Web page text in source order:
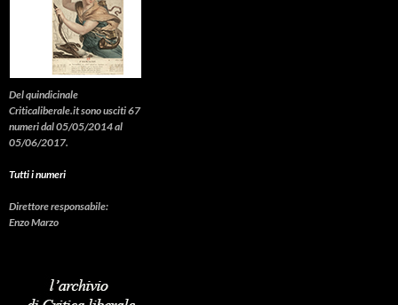
Del quindicinale
Criticaliberale.it sono usciti 67
numeri dal 05/05/2014 al
05/06/2017.
Tutti i numeri
Direttore responsabile:
Enzo Marzo